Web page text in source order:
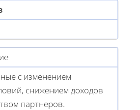
с изменением
снижением доходов
партнеров.